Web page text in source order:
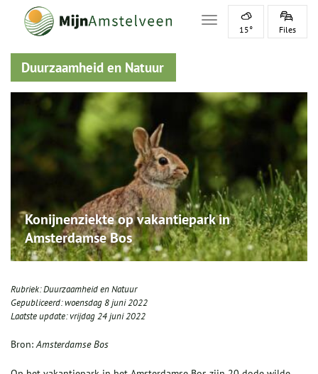
Toggle navigation
15° Files
Duurzaamheid en Natuur
Konijnenziekte op vakantiepark in
Amsterdamse Bos
Rubriek:Duurzaamheid en Natuur
Gepubliceerd:woensdag 8 juni 2022
Laatste update:vrijdag 24 juni 2022
Bron:Amsterdamse Bos